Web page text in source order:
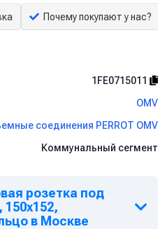
Почему покупают у нас?
1FE0715011
OMV
соединения PERROT OMV
Коммунальный сегмент
розетка под
в Москве